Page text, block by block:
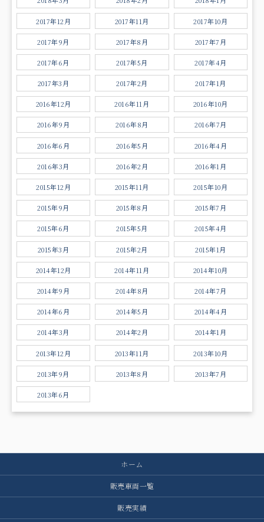
2017年12月 2017年11月 2017年10月
2017年9月 2017年8月 2017年7月
2017年6月 2017年5月 2017年4月
2017年3月 2017年2月 2017年1月
2016年12月 2016年11月 2016年10月
2016年9月 2016年8月 2016年7月
2016年6月 2016年5月 2016年4月
2016年3月 2016年2月 2016年1月
2015年12月 2015年11月 2015年10月
2015年9月 2015年8月 2015年7月
2015年6月 2015年5月 2015年4月
2015年3月 2015年2月 2015年1月
2014年12月 2014年11月 2014年10月
2014年9月 2014年8月 2014年7月
2014年6月 2014年5月 2014年4月
2014年3月 2014年2月 2014年1月
2013年12月 2013年11月 2013年10月
2013年9月 2013年8月 2013年7月
2013年6月
ホーム
販売車両一覧
販売実績